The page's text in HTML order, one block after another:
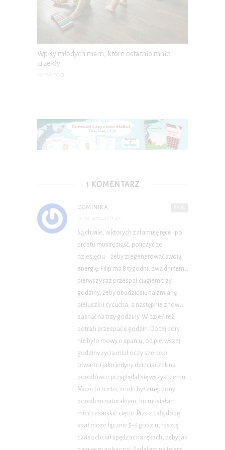
Wpisy młodych mam, które ostatnio mnie
urzekły
19-08-2013
1 KOMENTARZ
DOMINIKA
Są chwile, w których załamuję ręce i po
prostu muszę siąść, policzyć do
dziesięciu – żeby zregenerować swoją
energię. Filip ma 8 tygodni, dwa dni temu
pierwszy raz przespał ciągiem trzy
godziny, żeby obudzić się na zmianę
pieluszki i cycucha, a następnie znowu
zasnąć na trzy godziny. W dzień też
potrafi przespać 6 godzin. Do tej pory
nie było mowy o spaniu, od pierwszej
godziny życia miał oczy szeroko
otwarte i jako jedyny dzieciaczek na
porodówce przyglądał się wszystkiemu.
Może to też to, że nie był zmęczony
porodem naturalnym, bo musiałam
mieć cesarskie cięcie. Przez całą dobę
spał może łącznie 5-6 godzin, resztę
czasu chciał spędzać na rękach, żeby jak